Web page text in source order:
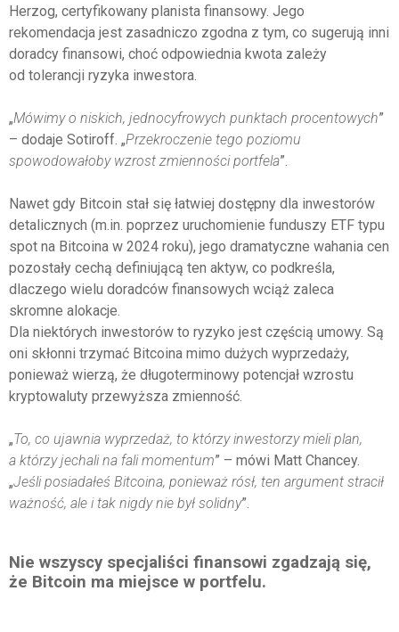
Herzog, certyfikowany planista finansowy. Jego
rekomendacja jest zasadniczo zgodna z tym, co sugerują inni
doradcy finansowi, choć odpowiednia kwota zależy
od tolerancji ryzyka inwestora.
„Mówimy o niskich, jednocyfrowych punktach procentowych”
– dodaje Sotiroff. „Przekroczenie tego poziomu
spowodowałoby wzrost zmienności portfela”.
Nawet gdy Bitcoin stał się łatwiej dostępny dla inwestorów
detalicznych (m.in. poprzez uruchomienie funduszy ETF typu
spot na Bitcoina w 2024 roku), jego dramatyczne wahania cen
pozostały cechą definiującą ten aktyw, co podkreśla,
dlaczego wielu doradców finansowych wciąż zaleca
skromne alokacje.
Dla niektórych inwestorów to ryzyko jest częścią umowy. Są
oni skłonni trzymać Bitcoina mimo dużych wyprzedaży,
ponieważ wierzą, że długoterminowy potencjał wzrostu
kryptowaluty przewyższa zmienność.
„To, co ujawnia wyprzedaż, to którzy inwestorzy mieli plan,
a którzy jechali na fali momentum” – mówi Matt Chancey.
„Jeśli posiadałeś Bitcoina, ponieważ rósł, ten argument stracił
ważność, ale i tak nigdy nie był solidny”.
Nie wszyscy specjaliści finansowi zgadzają się,
że Bitcoin ma miejsce w portfelu.